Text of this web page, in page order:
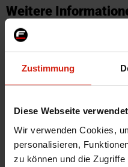
Zustimmung
Diese Webseite
Wir verwenden Cookies,
personalisieren,
zu können und die
Weitere
Weitere
SKU
Marke
SK-
Zertifikat
Montagematerial
Nein
Herstellercode
TM
Automarkenname
Ford